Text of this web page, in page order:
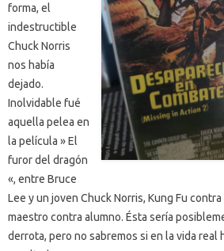
forma, el
indestructible
Chuck Norris
nos había
dejado.
Inolvidable fué
aquella pelea en
la película » El
furor del dragón
«, entre Bruce
Lee y un joven Chuck Norris, Kung Fu
maestro contra alumno. Ésta sería
derrota, pero no sabremos si en la vida real